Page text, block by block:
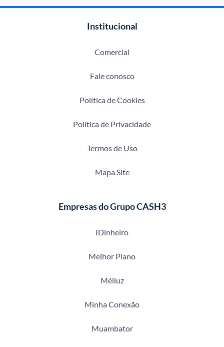
Institucional
Comercial
Fale conosco
Política de Cookies
Política de Privacidade
Termos de Uso
Mapa Site
Empresas do Grupo CASH3
IDinheiro
Melhor Plano
Méliuz
Minha Conexão
Muambator